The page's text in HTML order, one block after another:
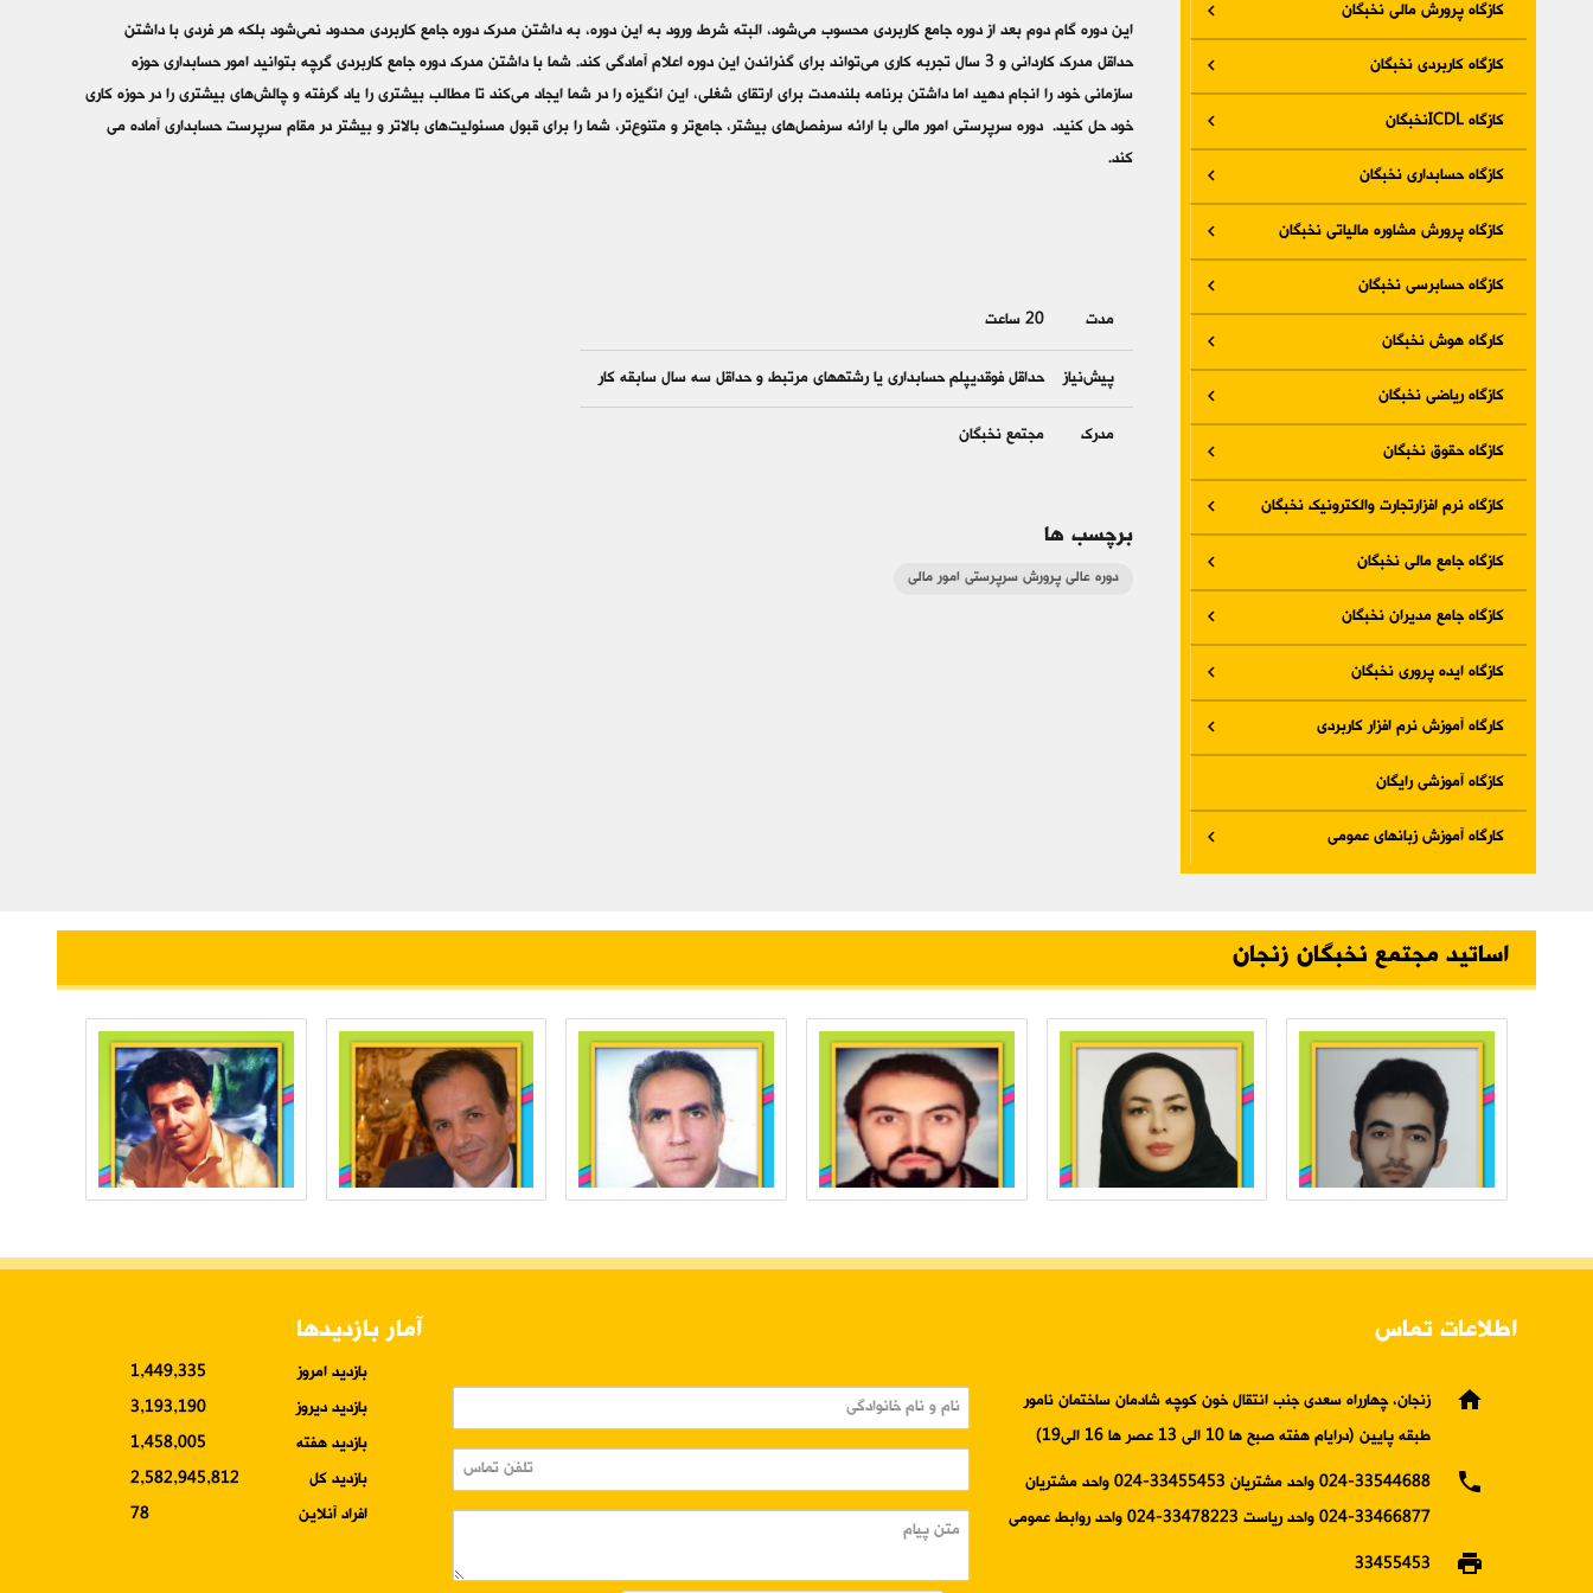
کازگاه پرورش مالی نخبگان
کازگاه کاربردی نخبگان
کازگاه ICDLنخبگان
کازگاه حسابداری نخبگان
کازگاه پرورش مشاوره مالیاتی نخبگان
کازگاه حسابرسی نخبگان
کارگاه هوش نخبگان
کازگاه ریاضی نخبگان
کازگاه حقوق نخبگان
کازگاه نرم افزارتجارت والکترونیک نخبگان
کازگاه جامع مالی نخبگان
کازگاه جامع مدیران نخبگان
کازگاه ایده پروری نخبگان
کارگاه آموزش نرم افزار کاربردی
کازگاه آموزشی رایگان
کارگاه آموزش زبانهای عمومی
این دوره گام دوم بعد از دوره جامع کاربردی محسوب می‌­شود، البته شرط ورود به این دوره، به داشتن مدرک دوره جامع کاربردی محدود نمی‌­شود بلکه هر فردی با داشتن
حداقل مدرک کاردانی و 3 سال تجربه کاری می‌­تواند برای گذراندن این دوره اعلام آمادگی کند. شما با داشتن مدرک دوره جامع کاربردی گرچه بتوانید امور حسابداری حوزه
سازمانی خود را انجام دهید اما داشتن برنامه بلندمدت برای ارتقای شغلی، این انگیزه را در شما ایجاد می­‌کند تا مطالب بیشتری را یاد گرفته و چالش­‌های بیشتری را در حوزه کاری
خود حل کنید. دوره سرپرستی امور مالی با ارائه سرفصل­‌های بیشتر، جامع­‌تر و متنوع­‌تر، شما را برای قبول مسئولیت­‌های بالاتر و بیشتر در مقام سرپرست حسابداری آماده می­‌
کند.
مدت 20 ساعت
پیش‌نیاز حداقل فوق‎دیپلم حسابداری یا رشته‎های مرتبط و حداقل سه سال سابقه کار
مدرک مجتمع نخبگان
برچسب ها
دوره عالی پرورش سرپرستی امور مالی
اساتید مجتمع نخبگان زنجان
اطلاعات تماس
home
زنجان، چهارراه سعدی جنب انتقال خون کوچه شادمان ساختمان نامور
طبقه پایین (درایام هفته صبح ها 10 الی 13 عصر ها 16 الی19)
phone
024-33544688 واحد مشتریان 33455453-024 واحد مشتریان
33466877-024 واحد ریاست 33478223-024 واحد روابط عمومی
print
33455453
آمار بازدیدها
بازدید امروز
1,449,335
بازدید دیروز
3,193,190
بازدید هفته
1,458,005
بازدید کل
2,582,945,812
افراد آنلاین
78